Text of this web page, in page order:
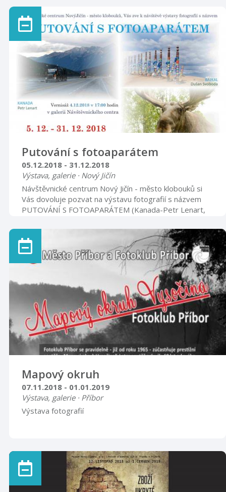
návštěvnického centra. Při vernisáži dne 3. října bude
výstava zpřístupněna zdarma. Těšíme se na Vás.
Putování s fotoaparátem
05.12.2018 - 31.12.2018
Výstava, galerie · Nový Jičín
Návštěvnické centrum Nový Jičín - město klobouků si
Vás dovoluje pozvat na výstavu fotografií s názvem
PUTOVÁNÍ S FOTOAPARÁTEM (Kanada-Petr Lenart,
bude k vidění v galerii návštěvnického centra do 31.
prosince 2018. Vernisáž se uskuteční v úterý 4.
prosince v 17:00 hodin. Do pondělí 31. prosince 2018 –
placená expozice klobouků Návštěvnického centra -
výstava s názvem KRNOVSKÁ PALIČKOVANÁ KRAJKA –
práce studentek maturitního oboru Střední ...
Mapový okruh
07.11.2018 - 01.01.2019
Výstava, galerie · Příbor
Výstava fotografií